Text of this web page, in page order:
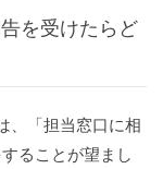
を受けたらど
、「担当窓口に相
ることが望まし